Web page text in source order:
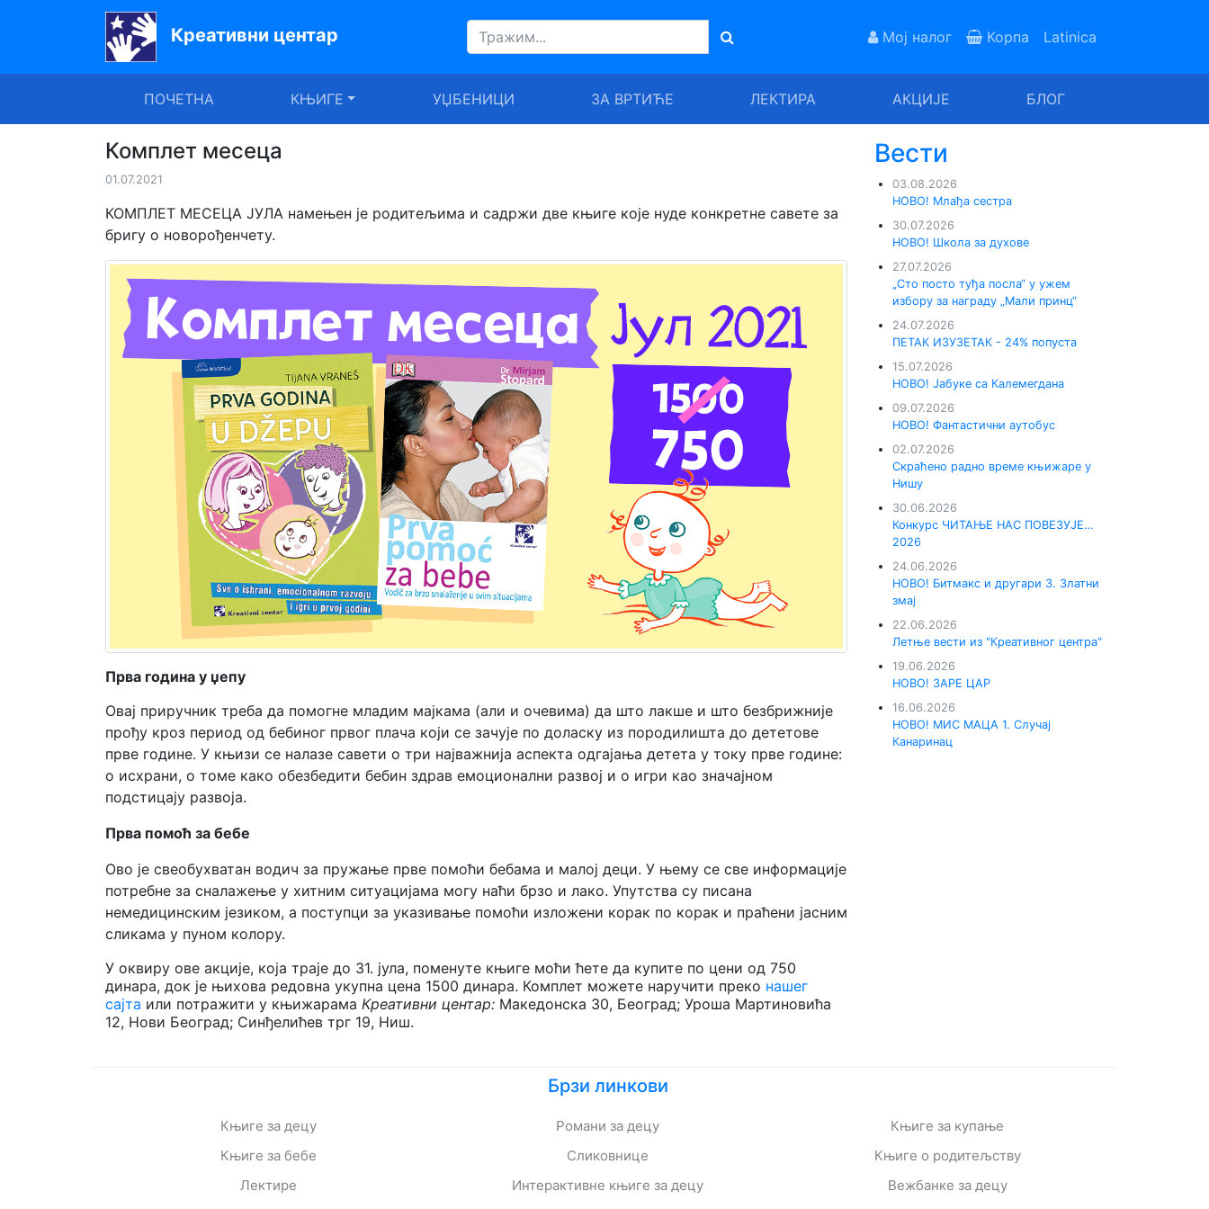
Креативни центар Мој налог Корпа Latinica
ПОЧЕТНА КЊИГЕ УЏБЕНИЦИ ЗА ВРТИЋЕ ЛЕКТИРА АКЦИЈЕ БЛОГ
Почетна
УџбенициКомплет месеца
01.07.2021
КОМПЛЕТ МЕСЕЦА ЈУЛА намењен је родитељима и садржи две књиге које нуде конкретне савете за
бригу о новорођенчету.
Прва година у џепу
Овај приручник треба да помогне младим мајкама (али и очевима) да што лакше и што безбрижније
прођу кроз период од бебиног првог плача који се зачује по доласку из породилишта до дететове
прве године. У књизи се налазе савети о три најважнија аспекта одгајања детета у току прве године:
о исхрани, о томе како обезбедити бебин здрав емоционални развој и о игри као значајном
подстицају развоја.
Прва помоћ за бебе
Ово је свеобухватан водич за пружање прве помоћи бебама и малој деци. У њему се све информације
потребне за сналажење у хитним ситуацијама могу наћи брзо и лако. Упутства су писана
немедицинским језиком, а поступци за указивање помоћи изложени корак по корак и праћени јасним
сликама у пуном колору.
У оквиру ове акције, која траје до 31. јула, поменуте књиге моћи ћете да купите по цени од 750
динара, док је њихова редовна укупна цена 1500 динара. Комплет можете наручити преко нашег
сајта или потражити у књижарама Креативни центар: Македонска 30, Београд; Уроша Мартиновића
12, Нови Београд; Синђелићев трг 19, Ниш.
Вести
03.08.2026
НОВО! Млађа сестра
30.07.2026
НОВО! Школа за духове
27.07.2026
„Сто посто туђа посла“ у ужем
избору за награду „Мали принц“
24.07.2026
ПЕТАК ИЗУЗЕТАК - 24% попуста
15.07.2026
НОВО! Јабуке са Калемегдана
09.07.2026
НОВО! Фантастични аутобус
02.07.2026
Скраћено радно време књижаре у
Нишу
30.06.2026
Конкурс ЧИТАЊЕ НАС ПОВЕЗУЈЕ…
2026
24.06.2026
НОВО! Битмакс и другари 3. Златни
змај
22.06.2026
Летње вести из "Креативног центра"
19.06.2026
НОВО! ЗАРЕ ЦАР
16.06.2026
НОВО! МИС МАЦА 1. Случај
Канаринац
Брзи линкови
Књиге за децу
Књиге за бебе
Лектире
Романи за децу
Сликовнице
Интерактивне књиге за децу
Књиге за купање
Књиге о родитељству
Вежбанке за децу